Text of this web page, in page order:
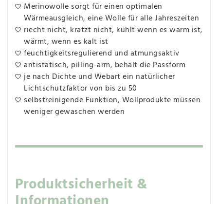
Merinowolle sorgt für einen optimalen
Wärmeausgleich, eine Wolle für alle Jahreszeiten
riecht nicht, kratzt nicht, kühlt wenn es warm ist,
wärmt, wenn es kalt ist
feuchtigkeitsregulierend und atmungsaktiv
antistatisch, pilling-arm, behält die Passform
je nach Dichte und Webart ein natürlicher
Lichtschutzfaktor von bis zu 50
selbstreinigende Funktion, Wollprodukte müssen
weniger gewaschen werden
Produktsicherheit &